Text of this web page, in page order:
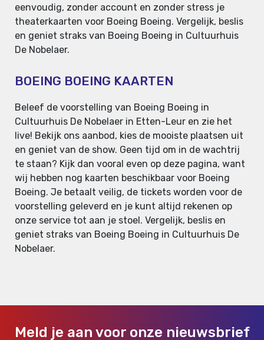
eenvoudig, zonder account en zonder stress je
theaterkaarten voor Boeing Boeing. Vergelijk, beslis
en geniet straks van Boeing Boeing in Cultuurhuis
De Nobelaer.
BOEING BOEING KAARTEN
Beleef de voorstelling van Boeing Boeing in
Cultuurhuis De Nobelaer in Etten-Leur en zie het
live! Bekijk ons aanbod, kies de mooiste plaatsen uit
en geniet van de show. Geen tijd om in de wachtrij
te staan? Kijk dan vooral even op deze pagina, want
wij hebben nog kaarten beschikbaar voor Boeing
Boeing. Je betaalt veilig, de tickets worden voor de
voorstelling geleverd en je kunt altijd rekenen op
onze service tot aan je stoel. Vergelijk, beslis en
geniet straks van Boeing Boeing in Cultuurhuis De
Nobelaer.
Meld je aan voor onze nieuwsbrief